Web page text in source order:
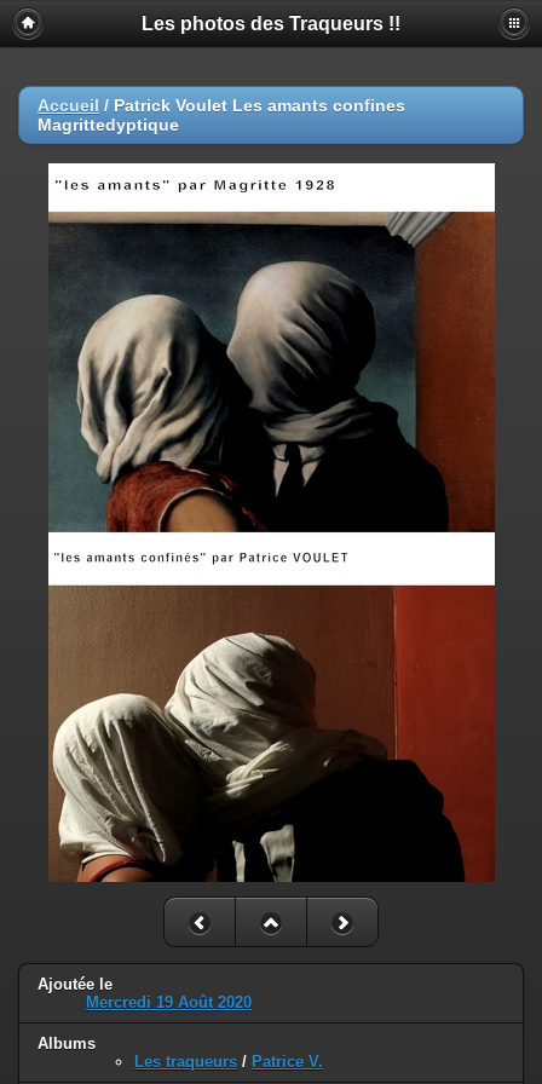
Les photos des Traqueurs !!
Accueil / Patrick Voulet Les amants confines
Magrittedyptique
Ajoutée le
Mercredi 19 Août 2020
Albums
Les traqueurs / Patrice V.